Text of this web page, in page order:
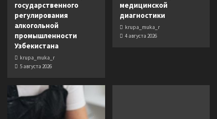
государственного
регулирования
алкогольной
промышленности
Узбекистана
krupa_muka_r
5 августа 2026
медицинской
диагностики
krupa_muka_r
4 августа 2026